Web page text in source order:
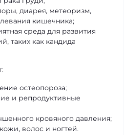
диарея, метеоризм,
кишечника;
среда для развития
таких как кандида
остеопороза;
и репродуктивные
кровяного давления;
волос и ногтей.